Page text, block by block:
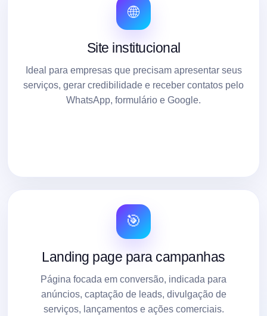
🌐
Site institucional
Ideal para empresas que precisam apresentar seus
serviços, gerar credibilidade e receber contatos pelo
WhatsApp, formulário e Google.
🎯
Landing page para campanhas
Página focada em conversão, indicada para
anúncios, captação de leads, divulgação de
serviços, lançamentos e ações comerciais.